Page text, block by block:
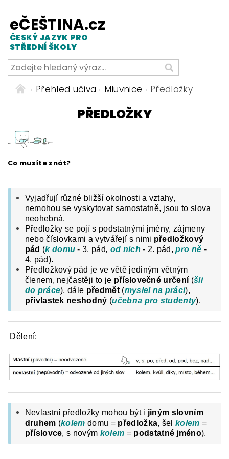
eČEŠTINA.cz
ČESKÝ JAZYK PRO
STŘEDNÍ ŠKOLY
Přehled učiva Mluvnice Předložky
PŘEDLOŽKY
Co musíte znát?
Vyjadřují různé bližší okolnosti a vztahy,
nemohou se vyskytovat samostatně, jsou to slova
neohebná.
Předložky se pojí s podstatnými jmény, zájmeny
nebo číslovkami a vytvářejí s nimi předložkový
pád (kdomu- 3. pád, od nich- 2. pád, pro ně -
4. pád).
Předložkový pád je ve větě jediným větným
členem, nejčastěji to je příslovečné určení (šli
do práce), dále předmět(myslel na práci),
přívlastek neshodný (učebna pro studenty).
Dělení:
Nevlastní předložky mohou být i jiným slovním
druhem (kolem domu = předložka, šelkolem =
příslovce, s novým kolem = podstatné jméno).